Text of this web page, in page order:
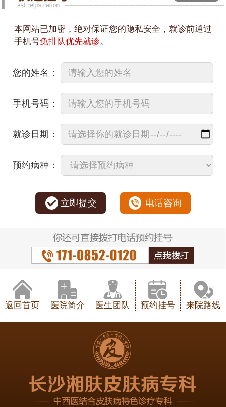
本网站已加密，绝对保证您的隐私安全，就诊前通过
手机号免排队优先就诊。
您的姓名：
手机号码：
就诊日期：
预约病种：
立即提交 电话咨询
返回首页 医院简介 医生团队 预约挂号 来院路线